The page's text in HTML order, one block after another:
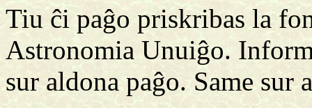
Tiu ĉi paĝo priskribas la
Astronomia Unuiĝo.
sur aldona paĝo. Same sur